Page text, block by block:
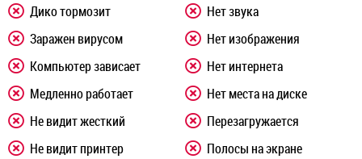
Дико тормозит
Заражен вирусом
Компьютер зависает
Медленно работает
Не видит жесткий
Не видит принтер
Нет звука
Нет изображения
Нет интернета
Нет места на диске
Перезагружается
Полосы на экране